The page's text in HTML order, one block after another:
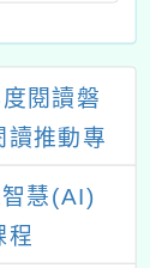
閱讀磐
讀推動專
慧(AI)
程
自造教育及
年9月份
研習計畫